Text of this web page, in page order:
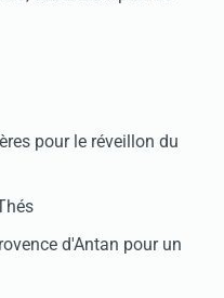
pour le réveillon du
d'Antan pour un